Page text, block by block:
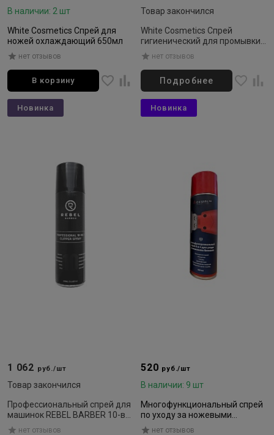
В наличии: 2 шт
White Cosmetics Спрей для
ножей охлаждающий 650мл
нет отзывов
В корзину
Товар закончился
White Cosmetics Спрей
гигиенический для промывки
ножей 7in1 универсальное
650мл
нет отзывов
Подробнее
1 062 руб./шт
Товар закончился
Профессиональный спрей для
машинок REBEL BARBER 10-в-1
250 мл
нет отзывов
Новинка
520 руб./шт
В наличии: 9 шт
Многофункциональный спрей
по уходу за ножевыми
блоками, 650 мл
нет отзывов
Новинка